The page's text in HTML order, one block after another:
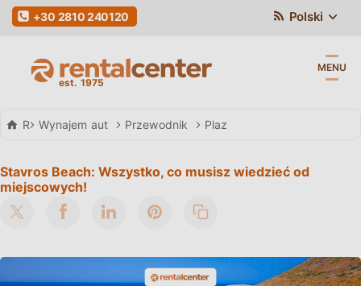
Polski
+30 2810 240120
MENU
Rental Center Crete
Wynajem aut Przewodnik Plaz
Stavros Beach: Wszystko, co musisz wiedzieć od
miejscowych!